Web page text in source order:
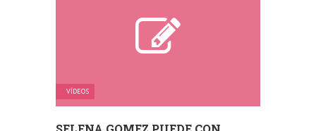
VÍDEOS